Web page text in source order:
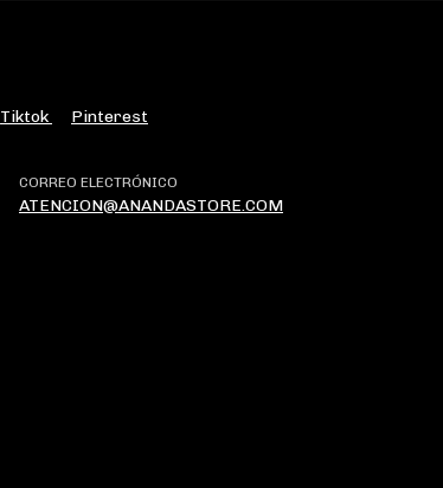
Tiktok Pinterest
CORREO ELECTRÓNICO
ATENCION@ANANDASTORE.COM